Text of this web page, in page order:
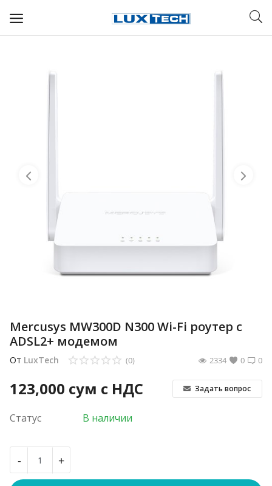
Контакты
Регистрация
Mercusys MW300D N300 Wi-Fi роутер с
ADSL2+ модемом
От LuxTech 0
(0) 0
2334
123,000 сум с НДС Задать вопрос
Статус В наличии
- +